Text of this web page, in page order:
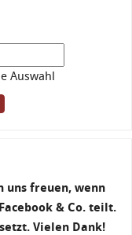
Auswahl
uns freuen, wenn
& Co. teilt.
Vielen Dank!